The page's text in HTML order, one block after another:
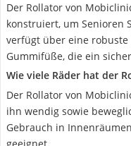
Der Rollator von
konstruiert, um Senioren
verfügt über eine
Gummifüße, die ein
Wie viele Räder hat der
Der Rollator von
ihn wendig sowie
Gebrauch in